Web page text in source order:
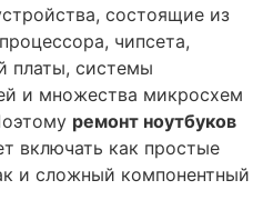
состоящие из
чипсета,
платы, системы
и множества микросхем
ремонт ноутбуков
включать как простые
и сложный компонентный